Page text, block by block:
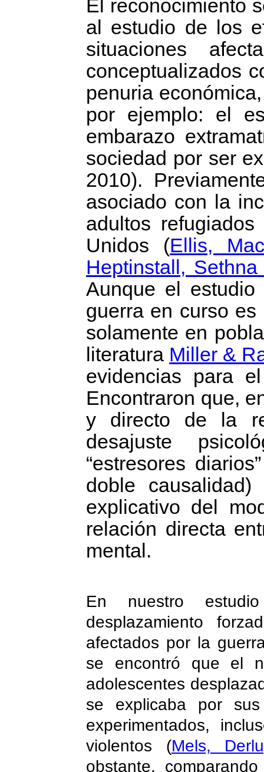
El reconocimiento
al estudio de los
situaciones
conceptualizados
penuria
por ejemplo: el
embarazo
sociedad por ser
2010).
asociado con la
adultos
Unidos (Ellis,
Heptinstall, Sethna
Aunque el
guerra en curso
solamente en
literatura Miller &
evidencias para
Encontraron que,
y directo de la
desajuste
“estresores
doble
explicativo del
relación directa
mental .
En nuestro
desplazamiento
afectados por la
se encontró que el
adolescentes
se explicaba por
experimentados,
violentos (Mels,
obstante,